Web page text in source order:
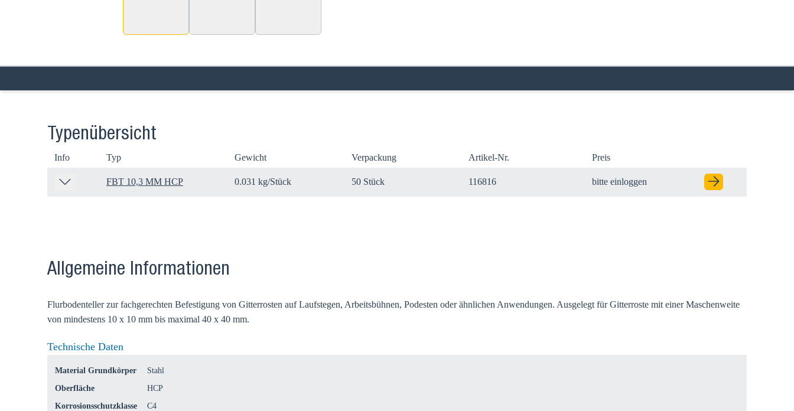
Typenübersicht
Info Typ Gewicht Verpackung Artikel-Nr. Preis
FBT 10,3 MM HCP 0.031 kg/Stück 50 Stück 116816 bitte einloggen
Allgemeine Informationen
Flurbodenteller zur fachgerechten Befestigung von Gitterrosten auf Laufstegen, Arbeitsbühnen, Podesten oder ähnlichen Anwendungen. Ausgelegt für Gitterroste mit einer Maschenweite
von mindestens 10 x 10 mm bis maximal 40 x 40 mm.
Technische Daten
Material Grundkörper
Stahl
Oberfläche
HCP
Korrosionsschutzklasse
C4
Wählen Sie Ihr Land
Modal schließen